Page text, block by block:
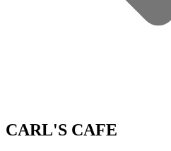
CARL'S CAFE